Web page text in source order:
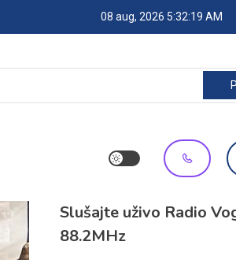
08 aug, 2026 5:32:20 AM
Slušajte uživo Radio
88.2MHz